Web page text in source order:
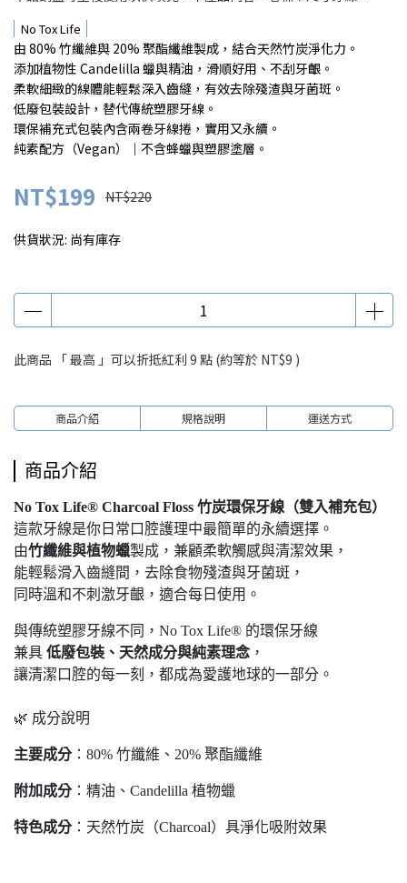
No Tox Life
由 80% 竹纖維與 20% 聚酯纖維製成，結合天然竹炭淨化力。
添加植物性 Candelilla 蠟與精油，滑順好用、不刮牙齦。
柔軟細緻的線體能輕鬆深入齒縫，有效去除殘渣與牙菌斑。
低廢包裝設計，替代傳統塑膠牙線。
環保補充式包裝內含兩卷牙線捲，實用又永續。
純素配方（Vegan）｜不含蜂蠟與塑膠塗層。
NT$199 NT$220
供貨狀況: 尚有庫存
此商品 「 最高 」可以折抵紅利 9 點 (約等於 NT$9 )
商品介紹 規格說明 運送方式
商品介紹
No Tox Life® Charcoal Floss 竹炭環保牙線（雙入補充包）
這款牙線是你日常口腔護理中最簡單的永續選擇。
由竹纖維與植物蠟製成，兼顧柔軟觸感與清潔效果，
能輕鬆滑入齒縫間，去除食物殘渣與牙菌斑，
同時溫和不刺激牙齦，適合每日使用。
與傳統塑膠牙線不同，No Tox Life® 的環保牙線
兼具 低廢包裝、天然成分與純素理念 ，
讓清潔口腔的每一刻，都成為愛護地球的一部分。
🌿 成分說明
主要成分：80% 竹纖維、20% 聚酯纖維
附加成分：精油、Candelilla 植物蠟
特色成分：天然竹炭（Charcoal）具淨化吸附效果